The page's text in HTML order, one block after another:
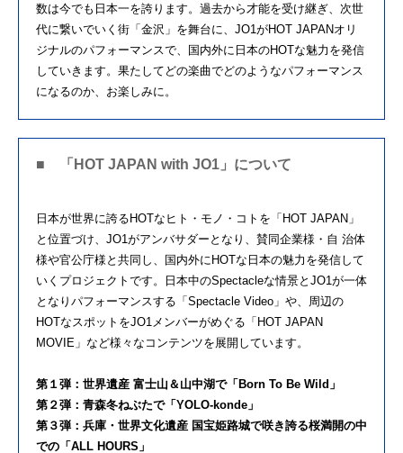
数は今でも日本一を誇ります。過去から才能を受け継ぎ、次世
代に繋いでいく街「金沢」を舞台に、JO1がHOT JAPANオリ
ジナルのパフォーマンスで、国内外に日本のHOTな魅力を発信
していきます。果たしてどの楽曲でどのようなパフォーマンス
になるのか、お楽しみに。
■ 「HOT JAPAN with JO1」について
日本が世界に誇るHOTなヒト・モノ・コトを「HOT JAPAN」
と位置づけ、JO1がアンバサダーとなり、賛同企業様・自 治体
様や官公庁様と共同し、国内外にHOTな日本の魅力を発信して
いくプロジェクトです。日本中のSpectacleな情景とJO1が一体
となりパフォーマンスする「Spectacle Video」や、周辺の
HOTなスポットをJO1メンバーがめぐる「HOT JAPAN
MOVIE」など様々なコンテンツを展開しています。
第１弾：世界遺産 富士山＆山中湖で「Born To Be Wild」
第２弾：青森冬ねぶたで「YOLO-konde」
第３弾：兵庫・世界文化遺産 国宝姫路城で咲き誇る桜満開の中
での「ALL HOURS」